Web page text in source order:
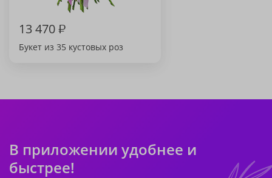
13 470₽
Букет из 35 кустовых роз
В приложении удобнее и
быстрее!